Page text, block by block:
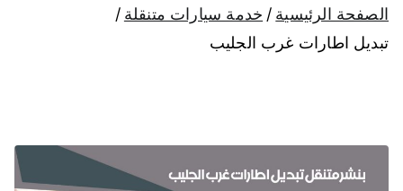
الصفحة الرئيسية
خدمة سيارات متنقلة
تبديل اطارات غرب الجليب